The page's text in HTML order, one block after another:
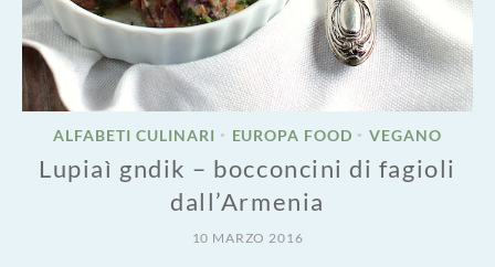
ALFABETI CULINARI • EUROPA FOOD • VEGANO
Lupiaì gndik – bocconcini di fagioli
dall’Armenia
10 MARZO 2016